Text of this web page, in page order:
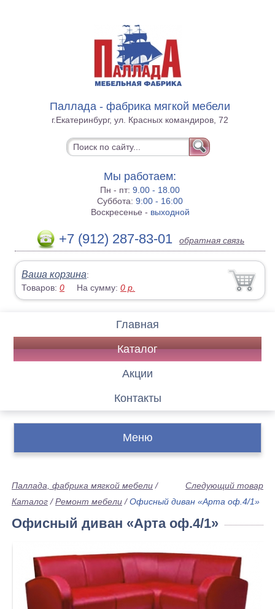
Паллада - фабрика мягкой мебели
г.Екатеринбург, ул. Красных командиров, 72
Мы работаем:
Пн - пт:9.00 - 18.00
Суббота:9:00 - 16:00
Воскресенье - выходной
+7 (912) 287-83-01 обратная связь
Ваша корзина:
Товаров:0 На сумму:0 р.
Главная
Каталог
Акции
Контакты
Меню
Следующий товар
Паллада, фабрика мягкой мебели /
Каталог /Ремонт мебели /Офисный диван «Арта оф.4/1»
Офисный диван «Арта оф.4/1»